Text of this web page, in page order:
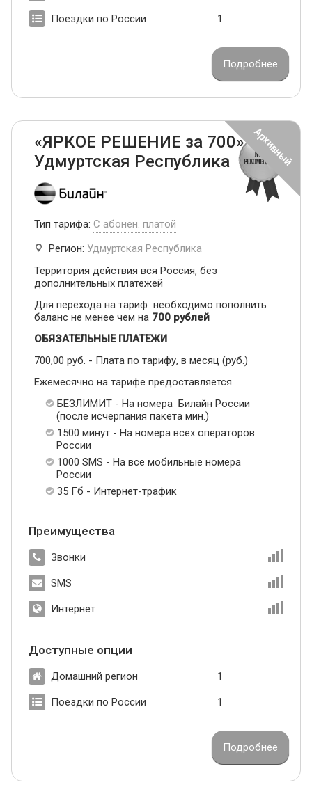
Поездки по России 1
Подробнее
«ЯРКОЕ РЕШЕНИЕ за 700»
Удмуртская Республика
Тип тарифа: С абонен. платой
Регион: Удмуртская Республика
Территория действия вся Россия, без
дополнительных платежей
Для перехода на тариф необходимо пополнить
баланс не менее чем на 700 рублей
ОБЯЗАТЕЛЬНЫЕ ПЛАТЕЖИ
700,00 руб. - Плата по тарифу, в месяц (руб.)
Ежемесячно на тарифе предоставляется
БЕЗЛИМИТ - На номера Билайн России
(после исчерпания пакета мин.)
1500 минут - На номера всех операторов
России
1000 SMS - На все мобильные номера
России
35 Гб - Интернет-трафик
Преимущества
Звонки
SMS
Интернет
Доступные опции
Домашний регион 1
Поездки по России 1
Подробнее